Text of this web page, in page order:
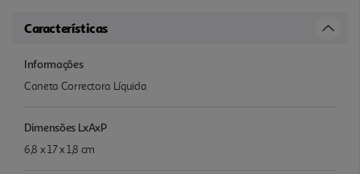
Características
Informações
Caneta Correctora Líquida
Dimensões LxAxP
6,8 x 17 x 1,8 cm